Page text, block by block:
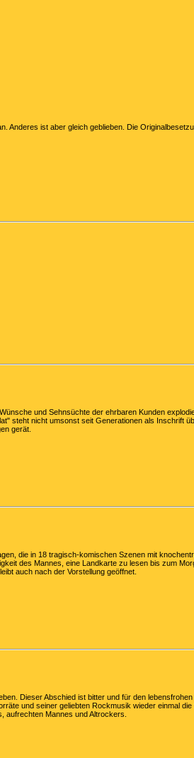
Anderes ist aber gleich geblieben. Die
und Sehnsüchte der ehrbaren Kunden
steht nicht umsonst seit Generationen als Inschrift
gerät.
die in 18 tragisch-komischen Szenen mit
des Mannes, eine Landkarte zu lesen bis zum
auch nach der Vorstellung geöffnet.
Dieser Abschied ist bitter und für den
und seiner geliebten Rockmusik wieder einmal
aufrechten Mannes und Altrockers.